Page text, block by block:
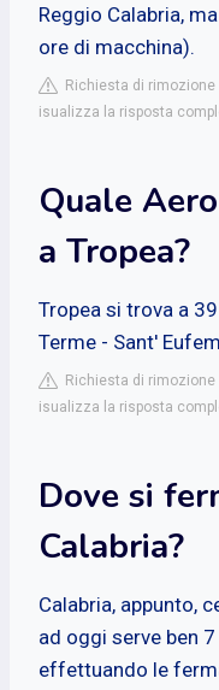
Reggio Calabria,
ore di macchina).
Richiesta di
isualizza la risposta
Quale
a Tropea?
Tropea si trova a
Terme - Sant'
Richiesta di
isualizza la risposta
Dove si
Calabria?
Calabria, appunto,
ad oggi serve ben
effettuando le